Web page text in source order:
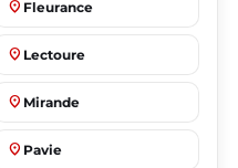
place Fleurance
place Lectoure
place Mirande
place Pavie